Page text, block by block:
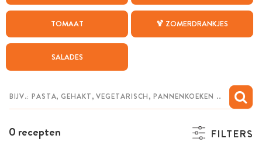
TOMAAT 🍹 ZOMERDRANKJES
SALADES
0 recepten FILTERS
WEEKMENU
CHAT MET MAIA
MIJN BEWAARDE RECEPTEN